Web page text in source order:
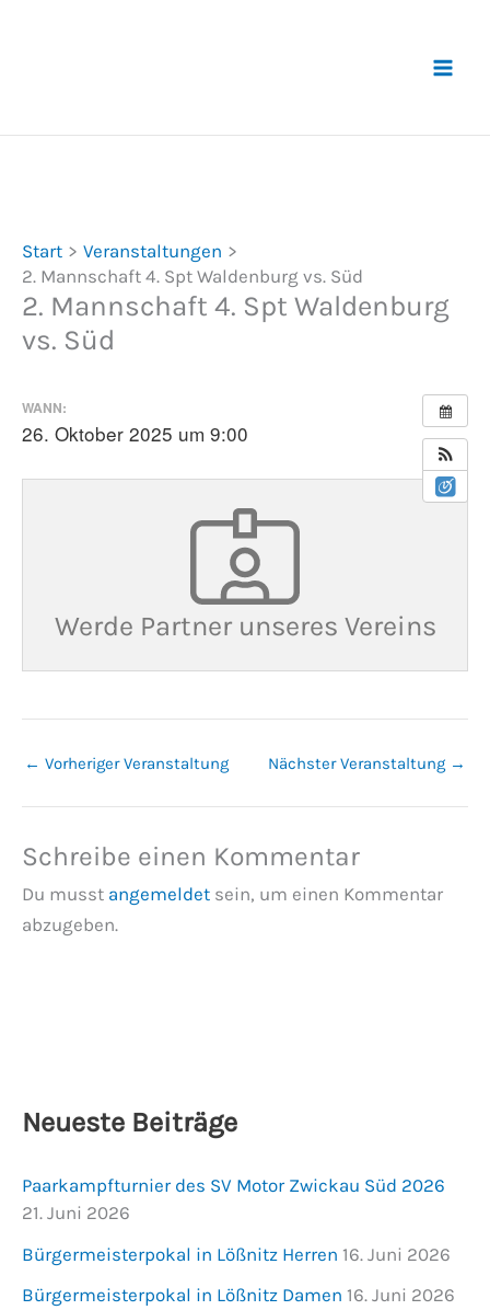
Start
Veranstaltungen
2. Mannschaft 4. Spt Waldenburg vs. Süd
2. Mannschaft 4. Spt Waldenburg
vs. Süd
WANN:
26. Oktober 2025 um 9:00
Werde Partner unseres Vereins
← Vorheriger Veranstaltung Nächster Veranstaltung →
Schreibe einen Kommentar
Du musst angemeldet sein, um einen Kommentar
abzugeben.
Neueste Beiträge
Paarkampfturnier des SV Motor Zwickau Süd 2026
21. Juni 2026
Bürgermeisterpokal in Lößnitz Herren 16. Juni 2026
Bürgermeisterpokal in Lößnitz Damen 16. Juni 2026